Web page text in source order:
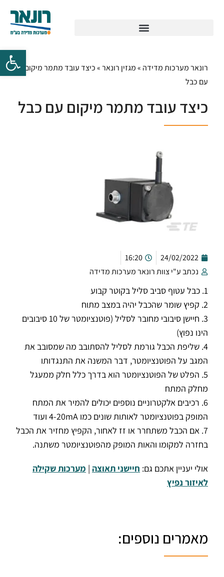
רונאר מערכות מדידה »מגזין רונאר»כיצד עובד מתמר מיקום
עם כבל
כיצד עובד מתמר מיקום עם כבל
24/02/2022
16:20
נכתב ע"י צוות רונאר מערכות מדידה
1. כבל עטוף סביב סליל בקוטר קבוע
2. קפיץ שומר שהכבל יהיה במצב מתוח
3. חיישן סיבובי מחובר לסליל (פוטנציומטר של 10 סיבובים
הינו נפוץ)
4. שליפת הכבל גורמת לסליל להסתובב מה שמסובב את
המגב על הפוטנציומטר, דבר המשנה את התנגדותו
5. הפלט של הפוטנציומטר הוא בדרך כלל חלק ממעגל
מחלק המתח
6. רכיבים אלקטרוניים נוספים יכולים להמיר את המתח
המופק בפוטנציומטר לאותות שונים כמו 4-20mA ועוד
7. אם הכבל משתחרר או זז לאחור, הקפיץ מחזיר את הכבל
בחזרה למקומו והאות המופק מהפוטנציומטר משתנה.
אולי יעניין אתכם גם: חיישני תאוצה | מערכות שקילה
לאיזור נפיץ
מאמרים נוספים: